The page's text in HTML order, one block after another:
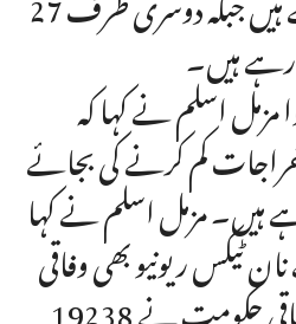
رہے ہیں۔
مزمل اسلم نے کہا کہ
کم کرنے کی بجائے
ہیں۔ مزمل اسلم نے کہا
نان ٹیکس ریونیو بھی وفاقی
حکومت کو جاتا ہے وفاقی حکومت نے 19238